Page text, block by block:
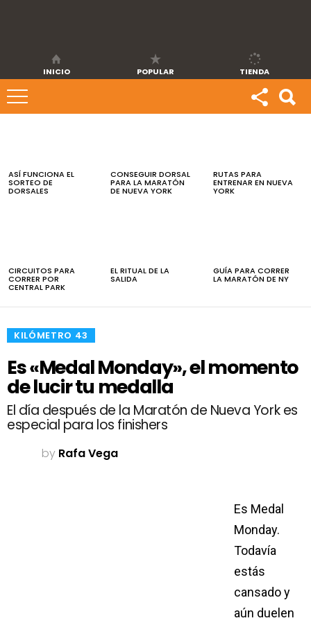
INICIO POPULAR TIENDA
ASÍ FUNCIONA EL
SORTEO DE
DORSALES
CONSEGUIR DORSAL
PARA LA MARATÓN
DE NUEVA YORK
RUTAS PARA
ENTRENAR EN NUEVA
YORK
CIRCUITOS PARA
CORRER POR
CENTRAL PARK
EL RITUAL DE LA
SALIDA
GUÍA PARA CORRER
LA MARATÓN DE NY
​KILÓMETRO 43
Es «Medal Monday», el momento
de lucir tu medalla
El día después de la Maratón de Nueva York es
especial para los finishers
by Rafa Vega
Es Medal
Monday.
Todavía
estás
cansado y
aún duelen